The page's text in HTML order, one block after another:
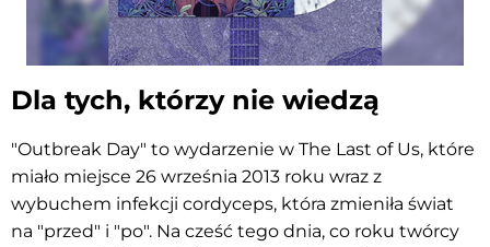
Dla tych, którzy nie wiedzą
"Outbreak Day" to wydarzenie w The Last of Us, które
miało miejsce 26 września 2013 roku wraz z
wybuchem infekcji cordyceps, która zmieniła świat
na "przed" i "po". Na cześć tego dnia, co roku twórcy